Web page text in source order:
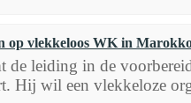
op vlekkeloos WK in
leiding in de
Hij wil een vlekkeloze